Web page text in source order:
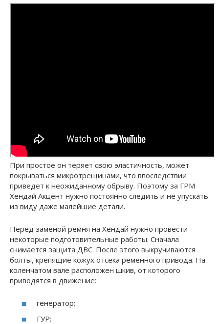
При простое он теряет свою эластичность, может
покрываться микротрещинами, что впоследствии
приведет к неожиданному обрыву. Поэтому за ГРМ
Хендай Акцент нужно постоянно следить и не упускать
из виду даже малейшие детали.
Перед заменой ремня на Хендай нужно провести
некоторые подготовительные работы. Сначала
снимается защита ДВС. После этого выкручиваются
болты, крепящие кожух отсека ременного привода. На
коленчатом вале расположен шкив, от которого
приводятся в движение:
генератор;
ГУР;